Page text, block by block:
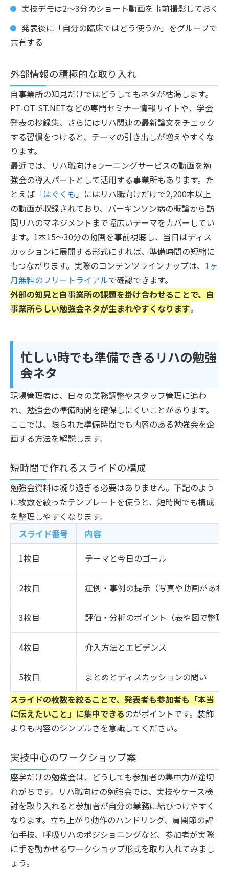
実技デモは2〜3分のショート動画を事前撮影しておく
発表後に「自分の臨床ではどう使うか」をグループで
共有する
外部情報の積極的な取り入れ
自事業所の知見だけではどうしてもネタが枯渇します。
PT-OT-ST.NETなどの専門セミナー情報サイトや、学会
発表の抄録集、さらにはリハ関連の最新論文をチェック
する習慣をつけると、テーマの引き出しが増えやすくな
ります。
最近では、リハ職向けeラーニングサービスの動画を勉
強会の導入パートとして活用する事業所もあります。た
とえば「はぐくも 」にはリハ職向けだけで2,200本以上
の動画が収録されており、パーキンソン病の概論から訪
問リハのマネジメントまで幅広いテーマをカバーしてい
ます。1本15〜30分の動画を事前視聴し、当日はディス
カッションに展開する形式にすれば、準備時間の短縮に
もつながります。実際のコンテンツラインナップは、 1ヶ
月無料のフリートライアルで確認できます。
外部の知見と自事業所の課題を掛け合わせることで、自
事業所らしい勉強会ネタが生まれやすくなります。
忙しい時でも準備できるリハの勉強
会ネタ
現場管理者は、日々の業務調整やスタッフ管理に追わ
れ、勉強会の準備時間を確保しにくいことがあります。
ここでは、限られた準備時間でも内容のある勉強会を企
画する方法を解説します。
短時間で作れるスライドの構成
勉強会資料は凝り過ぎる必要はありません。下記のよう
に枚数を絞ったテンプレートを使うと、短時間でも構成
を整理しやすくなります。
スライド番号
内容
1枚目
テーマと今日のゴール
2枚目 症例・事例の提示（写真や動画があれ
3枚目 評価・分析のポイント（表や図で整理
4枚目 介入方法とエビデンス
5枚目
まとめとディスカッションの問い
スライドの枚数を絞ることで、発表者も参加者も「本当
に伝えたいこと」に集中できるのがポイントです。装飾
よりも内容のシンプルさを意識してください。
実技中心のワークショップ案
座学だけの勉強会は、どうしても参加者の集中力が途切
れがちです。リハ職向けの勉強会では、実技やケース検
討を取り入れると参加者が自分の業務に結びつけやすく
なります。立ち上がり動作のハンドリング、肩関節の評
価手技、呼吸リハのポジショニングなど、参加者が実際
に手を動かせるワークショップ形式を取り入れてみまし
ょう。